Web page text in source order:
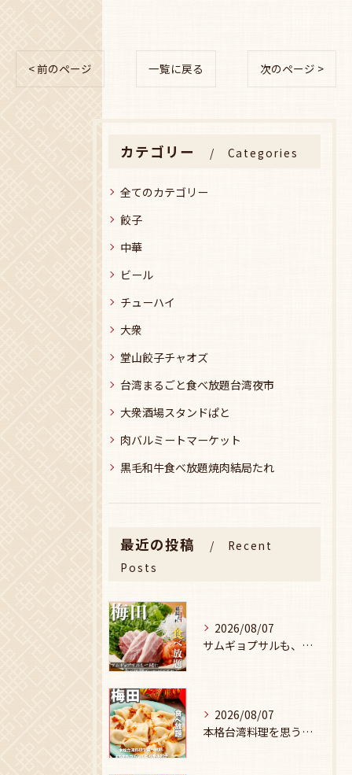
< 前のページ 一覧に戻る 次のページ >
カテゴリー Categories
全てのカテゴリー
餃子
中華
ビール
チューハイ
大衆
堂山餃子チャオズ
台湾まるごと食べ放題台湾夜市
大衆酒場スタンドぱと
肉バルミートマーケット
黒毛和牛食べ放題焼肉結局たれ
最近の投稿
Recent
Posts
2026/08/07
サムギョプサルも、食べ放題で楽しみませんか？🥩
2026/08/07
本格台湾料理を思う存分楽しみたい方に、